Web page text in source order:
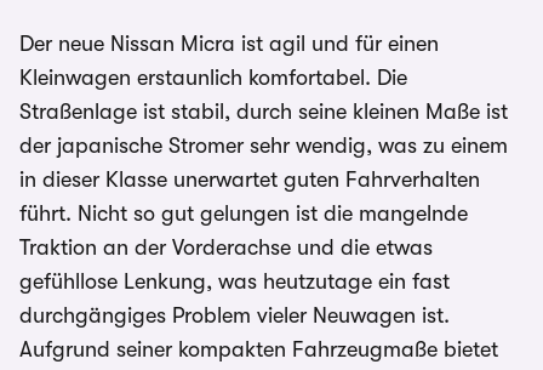
Der neue Nissan Micra ist agil und für einen
Kleinwagen erstaunlich komfortabel. Die
Straßenlage ist stabil, durch seine kleinen Maße ist
der japanische Stromer sehr wendig, was zu einem
in dieser Klasse unerwartet guten Fahrverhalten
führt. Nicht so gut gelungen ist die mangelnde
Traktion an der Vorderachse und die etwas
gefühllose Lenkung, was heutzutage ein fast
durchgängiges Problem vieler Neuwagen ist.
Aufgrund seiner kompakten Fahrzeugmaße bietet